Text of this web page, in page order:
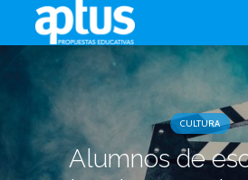
CULTURA
Alumnos de